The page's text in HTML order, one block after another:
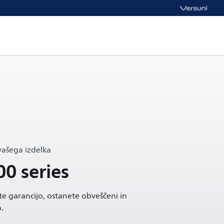
izdelka
series
garancijo, ostanete obveščeni in